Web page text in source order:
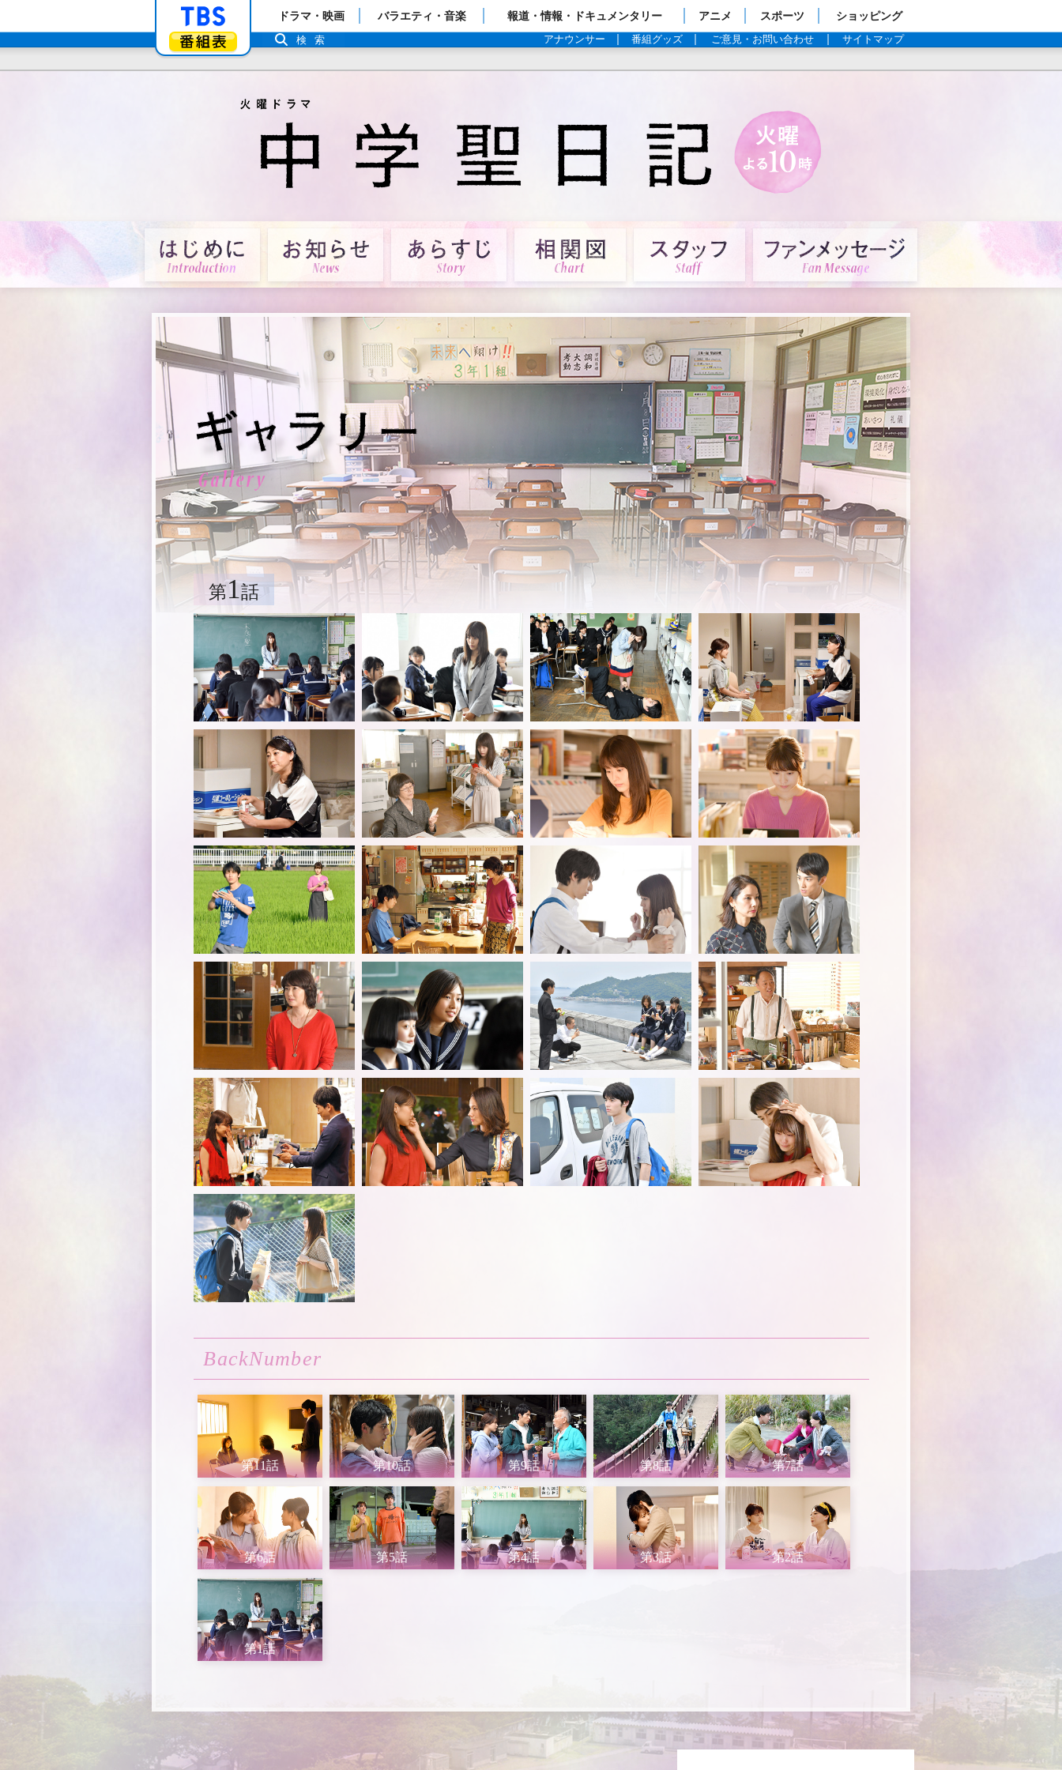
「TBSテレビ」トップページ
番組表
ドラマ・映画 バラエティ・音楽 報道・情報・ドキュメンタリー アニメ スポーツ ショッピング
アナウンサー 番組グッズ ご意見・お問い合わせ サイトマップ
検索
第1話
BackNumber
第11話 第10話 第9話 第8話 第7話
第6話 第5話 第4話 第3話 第2話
第1話